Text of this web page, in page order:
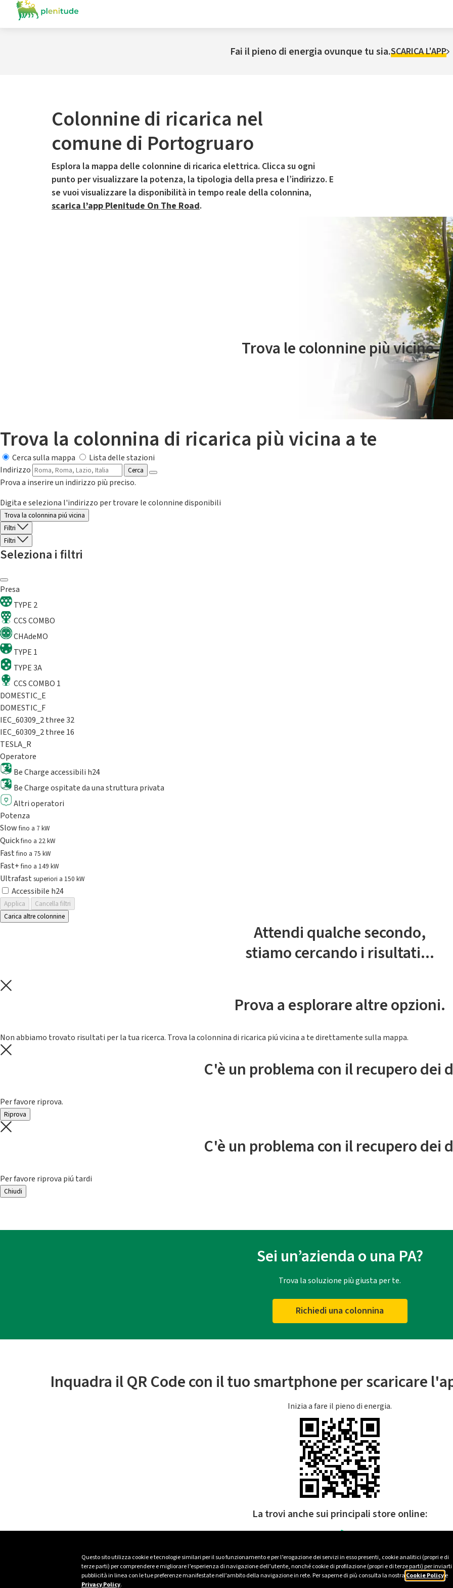
Questo sito utilizza cookie e tecnologie similari per il suo funzionamento e per l’erogazione dei servizi in esso presenti, cookie analitici (propri e di
terze parti) per comprendere e migliorare l’esperienza di navigazione dell’utente, nonché cookie di profilazione (propri e di terze parti) per inviarti
pubblicità in linea con le tue preferenze manifestate nell’ambito della navigazione in rete. Per saperne di più consulta la nostra Cookie Policye
Privacy Policy.
Fai il pieno di energia ovunque tu sia.SCARICA L'APP
Colonnine di ricarica nel
comune di Portogruaro
Esplora la mappa delle colonnine di ricarica elettrica. Clicca su ogni
punto per visualizzare la potenza, la tipologia della presa e l’indirizzo. E
se vuoi visualizzare la disponibilità in tempo reale della colonnina,
scarica l’app Plenitude On The Road.
Il servizio di mobilità elettrica è gestito da Plenitude On The Road
Trova le colonnine più vicine.
Trova la colonnina di ricarica più vicina a te
Cerca sulla mappa
Lista delle stazioni
Indirizzo
Cerca
Prova a inserire un indirizzo più preciso.
Digita e seleziona l'indirizzo per trovare le colonnine disponibili
Trova la colonnina piú vicina
Filtri
Filtri
Seleziona i filtri
Presa
TYPE 2
CCS COMBO
CHAdeMO
TYPE 1
TYPE 3A
CCS COMBO 1
DOMESTIC_E
DOMESTIC_F
IEC_60309_2 three 32
IEC_60309_2 three 16
TESLA_R
Operatore
Be Charge accessibili h24
Be Charge ospitate da una struttura privata
Altri operatori
Potenza
Slowfino a 7 kW
Quickfino a 22 kW
Fastfino a 75 kW
Fast+fino a 149 kW
Ultrafast superiori a 150 kW
Accessibile h24
Applica
Cancella filtri
Carica altre colonnine
Attendi qualche secondo,
stiamo cercando i risultati...
Prova a esplorare altre opzioni.
Non abbiamo trovato risultati per la tua ricerca. Trova la colonnina di ricarica piú vicina a te direttamente sulla mappa.
C'è un problema con il recupero dei
Per favore riprova.
Riprova
C'è un problema con il recupero dei
Per favore riprova piú tardi
Chiudi
Sei un’azienda o una PA?
Trova la soluzione più giusta per te.
Richiedi una colonnina
Inquadra il QR Code con il tuo smartphone per scaricare
Inizia a fare il pieno di energia.
La trovi anche sui principali store online: